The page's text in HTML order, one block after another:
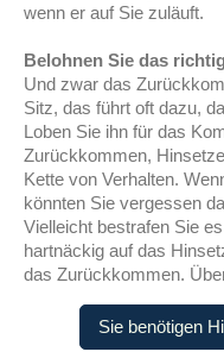
wenn er auf Sie zuläuft.
Belohnen Sie das
Und zwar das
Sitz, das führt oft dazu,
Loben Sie ihn für das
Zurückkommen,
Kette von Verhalten.
könnten Sie vergessen
Vielleicht bestrafen Sie
hartnäckig auf das
das Zurückkommen.
Sie benötigen